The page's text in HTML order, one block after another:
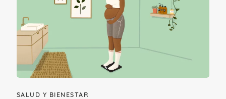
más rítmicas y frecuentes
, unas 3 cada
10 minutos aproximadamente, y el cuello
del útero ya está totalmente borrado.
SALUD Y BIENESTAR